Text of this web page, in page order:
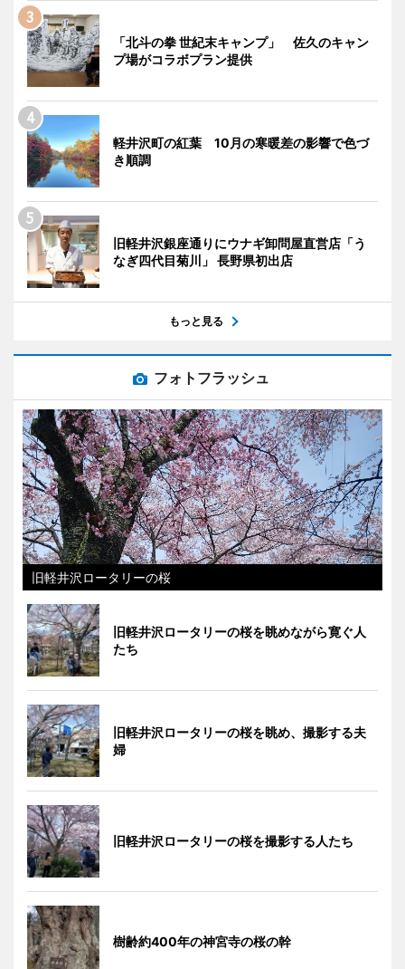
「北斗の拳 世紀末キャンプ」 佐久のキャン
プ場がコラボプラン提供
軽井沢町の紅葉 10月の寒暖差の影響で色づ
き順調
旧軽井沢銀座通りにウナギ卸問屋直営店「う
なぎ四代目菊川」 長野県初出店
もっと見る
フォトフラッシュ
旧軽井沢ロータリーの桜
旧軽井沢ロータリーの桜を眺めながら寛ぐ人
たち
旧軽井沢ロータリーの桜を眺め、撮影する夫
婦
旧軽井沢ロータリーの桜を撮影する人たち
樹齢約400年の神宮寺の桜の幹